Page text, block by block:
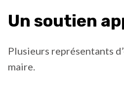
Un soutien
Plusieurs représentants
maire.